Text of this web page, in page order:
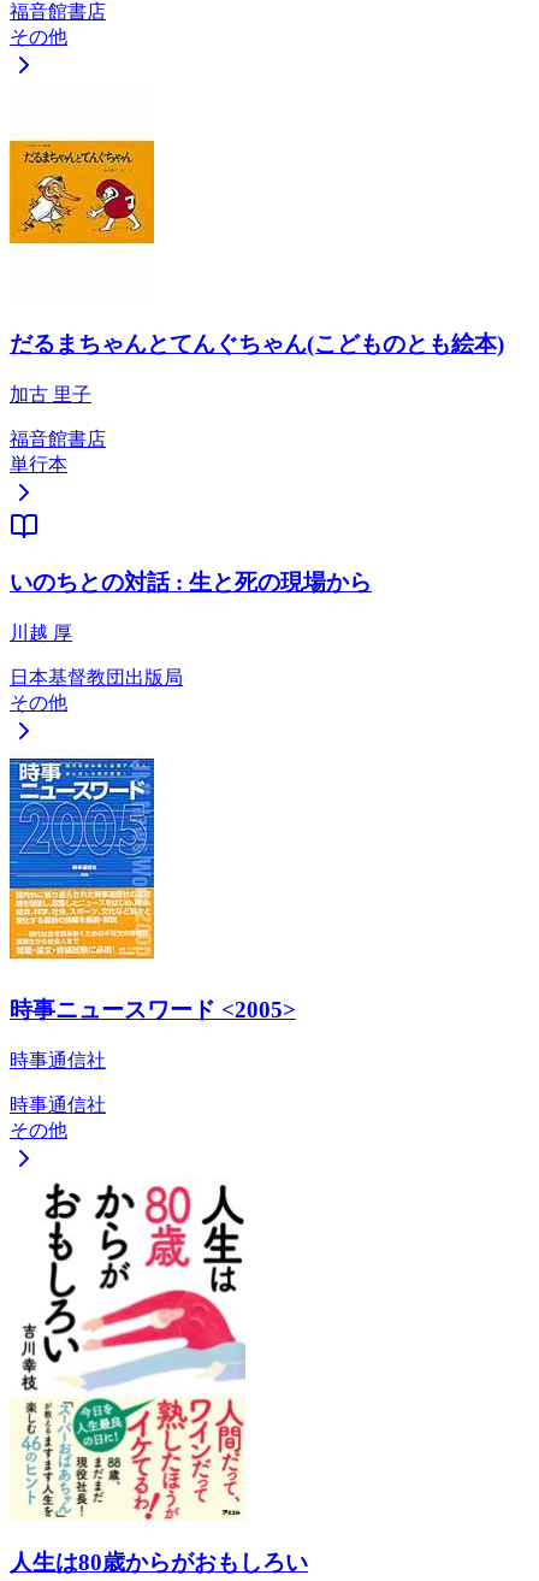
福音館書店
その他
だるまちゃんとてんぐちゃん(こどものとも絵本)
加古 里子
福音館書店
単行本
いのちとの対話 : 生と死の現場から
川越 厚
日本基督教団出版局
その他
時事ニュースワード <2005>
時事通信社
時事通信社
その他
人生は80歳からがおもしろい